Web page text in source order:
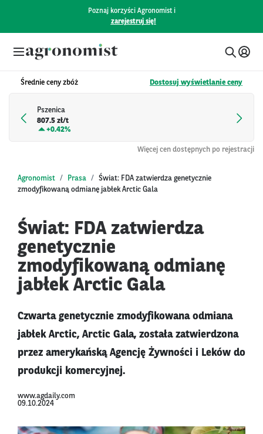
Poznaj korzyści Agronomist i
zarejestruj się!
Średnie ceny zbóż Dostosuj wyświetlanie ceny
Pszenica
807.5 zł/t
+0.42%
Więcej cen dostępnych po rejestracji
Agronomist Prasa
Świat: FDA zatwierdza genetycznie
zmodyfikowaną odmianę jabłek Arctic Gala
Świat: FDA zatwierdza
genetycznie
zmodyfikowaną odmianę
jabłek Arctic Gala
Czwarta genetycznie zmodyfikowana odmiana
jabłek Arctic, Arctic Gala, została zatwierdzona
przez amerykańską Agencję Żywności i Leków do
produkcji komercyjnej.
www.agdaily.com
09.10.2024